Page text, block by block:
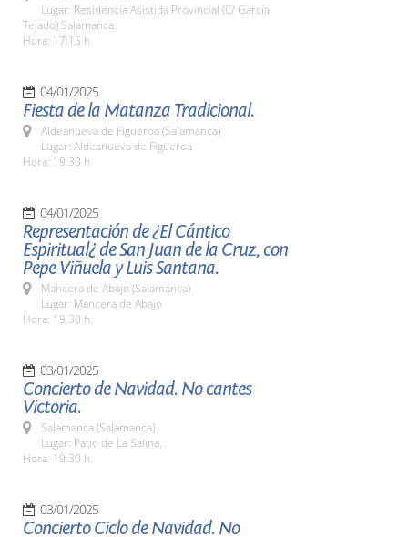
Lugar: Residencia Asistida Provincial (C/ García
Tejado) Salamanca.
Hora: 17:15 h.
04/01/2025
Fiesta de la Matanza Tradicional.
Aldeanueva de Figueroa (Salamanca)
Lugar: Aldeanueva de Figueroa
Hora: 19:30 h
04/01/2025
Representación de ¿El Cántico
Espiritual¿ de San Juan de la Cruz, con
Pepe Viñuela y Luis Santana.
Mancera de Abajo (Salamanca)
Lugar: Mancera de Abajo
Hora: 19,30 h.
03/01/2025
Concierto de Navidad. No cantes
Victoria.
Salamanca (Salamanca)
Lugar: Patio de La Salina.
Hora: 19:30 h.
03/01/2025
Concierto Ciclo de Navidad. No